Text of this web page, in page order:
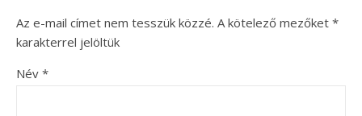
Az e-mail címet nem tesszük közzé. A kötelező mezőket *
karakterrel jelöltük
Név *